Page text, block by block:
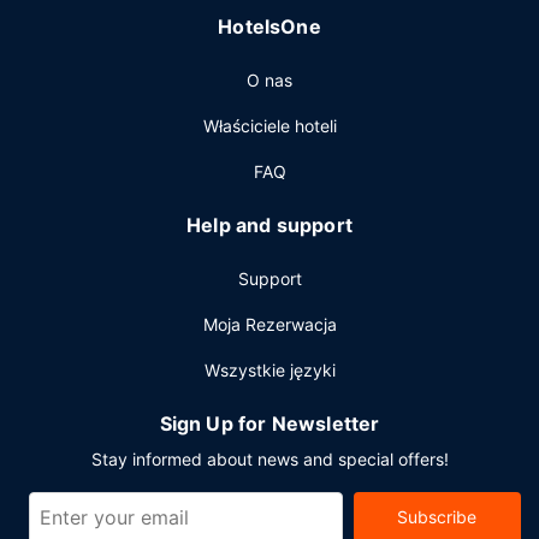
HotelsOne
O nas
Właściciele hoteli
FAQ
Help and support
Support
Moja Rezerwacja
Wszystkie języki
Sign Up for Newsletter
Stay informed about news and special offers!
Subscribe